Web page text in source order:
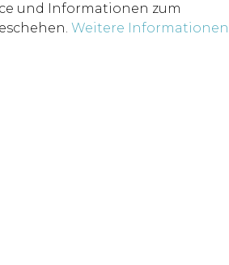
und Informationen zum
Weitere Informationen